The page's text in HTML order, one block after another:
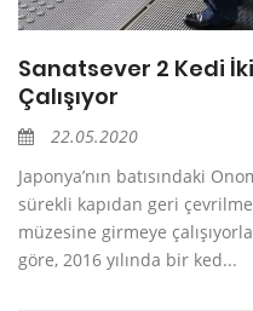
Sanatsever 2 Kedi
Çalışıyor
22.05.2020
Japonya’nın batısındaki
sürekli kapıdan geri
müzesine girmeye
göre, 2016 yılında bir ked...